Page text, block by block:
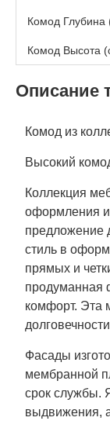
Комод Глубина
Комод Высота
Описание
Комод из
Высокий
Коллекция
оформления
предложение
стиль в
прямых и
продуманная
комфорт. Эта
Фасады
мембранной
срок службы.
выдвижения,